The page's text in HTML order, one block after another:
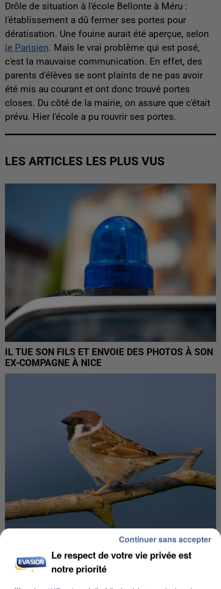
Drôle de situation à l'école Bellonte à Méru :
l'établissement a dû fermer ses portes pour
dératisation. Une fouine aurait été aperçue, selon
le Parisien. Mais le vrai problème qui est posé,
c'est la mauvaise communication. En effet, des
parents d'élèves se sont plaints de ne pas avoir
été mis au courant et ont donc trouvé portes
closes. Du côté de la mairie, on assure que c'était
prévu. Hier l'école a pu rouvrir ses portes.
LES ARTICLES LES PLUS VUS
IL TUE SON FILS ET ENVOIE DES PHOTOS À SON
EX-COMPAGNE À NICE
APRÈS TOUTES CES CANICULES, LES REFUGES
DE FAUNE SAUVAGE SONT...
Le respect de votre vie privée est
notre priorité
Continuer sans accepter